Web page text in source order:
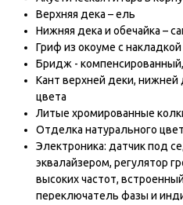
Верхняя дека – ель
Нижняя дека и обечайка –
Гриф из окоуме с
Бридж - компенсированный,
Кант верхней деки, нижней
цвета
Литые хромированные
Отделка натурального
Электроника: датчик под
эквалайзером, регулятор
высоких частот,
переключатель фазы и